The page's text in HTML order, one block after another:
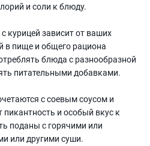
и соли к блюду.
курицей зависит от ваших
в пище и общего рациона
блюда с разнообразной
питательными добавками.
с соевым соусом и
и особый вкус к
поданы с горячими или
или другими суши.